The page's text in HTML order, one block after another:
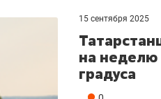
15 сентября 2025
на неделю
градуса